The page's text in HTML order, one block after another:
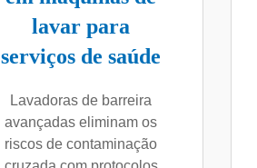
lavar para
serviços de saúde
Lavadoras de barreira
avançadas eliminam os
riscos de contaminação